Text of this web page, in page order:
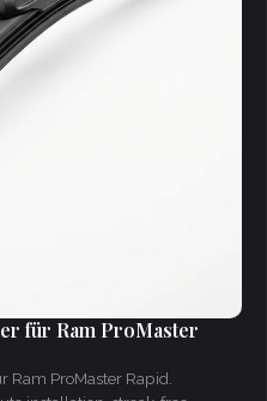
für Ram ProMaster
Ram ProMaster Rapid.